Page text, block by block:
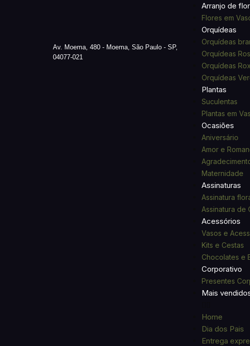
Av. Moema, 480 - Moema, São Paulo - SP,
04077-021
Arranjo de
Flores em
Orquídeas
Orquídeas
Orquídeas
Orquídeas
Orquídeas
Plantas
Suculentas
Plantas em
Ocasiões
Aniversário
Amor e
Maternidade
Assinaturas
Assinatura
Assinatura de
Acessórios
Vasos e
Kits e Cestas
Chocolates e
Corporativo
Presentes
Mais
Home
Dia dos Pais
Entrega